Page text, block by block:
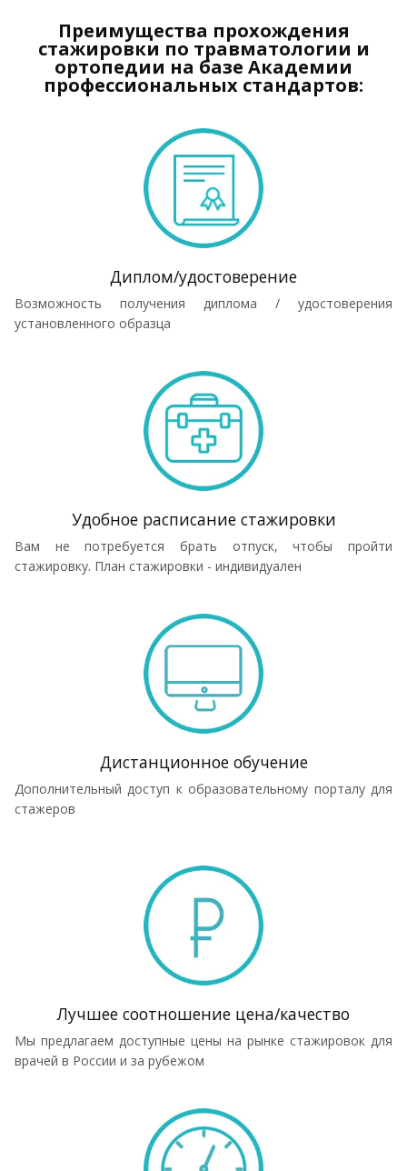
Преимущества прохождения
стажировки по травматологии и
ортопедии на базе Академии
профессиональных стандартов:
Диплом/удостоверение
Возможность получения диплома / удостоверения
установленного образца
Удобное расписание стажировки
Вам не потребуется брать отпуск, чтобы пройти
стажировку. План стажировки - индивидуален
Дистанционное обучение
Дополнительный доступ к образовательному порталу для
стажеров
Лучшее соотношение цена/качество
Мы предлагаем доступные цены на рынке стажировок для
врачей в России и за рубежом